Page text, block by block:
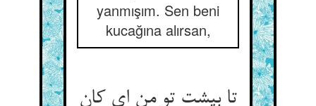
yanmışım. Sen beni
kucağına alırsan,
تا بپشت تو من ای کان